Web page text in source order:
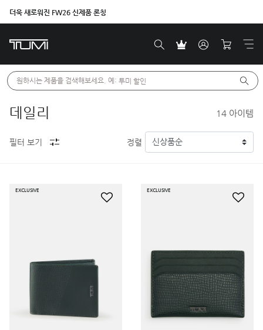
더욱 새로워진 FW26 신제품 론칭
원하시는 제품을 검색해보세요. 예: 투미 할인
데일리 14 아이템
필터 보기 정렬
EXCLUSIVE EXCLUSIVE